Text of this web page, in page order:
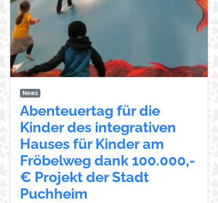
News
Abenteuertag für die
Kinder des integrativen
Hauses für Kinder am
Fröbelweg dank 100.000,-
€ Projekt der Stadt
Puchheim